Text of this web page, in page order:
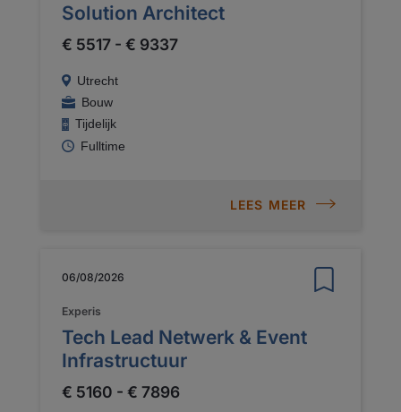
Solution Architect
€ 5517 - € 9337
Utrecht
Bouw
Tijdelijk
Fulltime
LEES MEER
06/08/2026
Experis
Tech Lead Netwerk & Event
Infrastructuur
€ 5160 - € 7896